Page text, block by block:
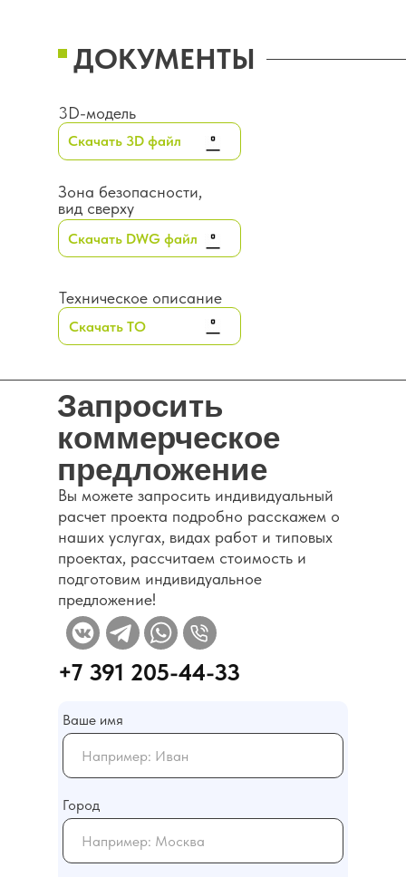
ДОКУМЕНТЫ
3D-модель
Техническое описание
Скачать 3D файл
Зона безопасности,
вид сверху
Скачать ТО
Скачать DWG файл
Запросить
коммерческое
предложение
Ваше имя
Город
Вы можете запросить индивидуальный
расчет проекта подробно расскажем о
наших услугах, видах работ и типовых
проектах, рассчитаем стоимость и
подготовим индивидуальное
предложение!
+7 391 205-44-33
Каталог